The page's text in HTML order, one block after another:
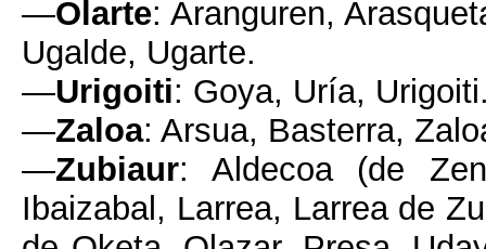
—Olarte: Aranguren,
Ugalde, Ugarte.
—Urigoiti: Goya, Uría,
—Zaloa: Arsua, Basterra,
—Zubiaur: Aldecoa (de
Ibaizabal, Larrea, Larrea de